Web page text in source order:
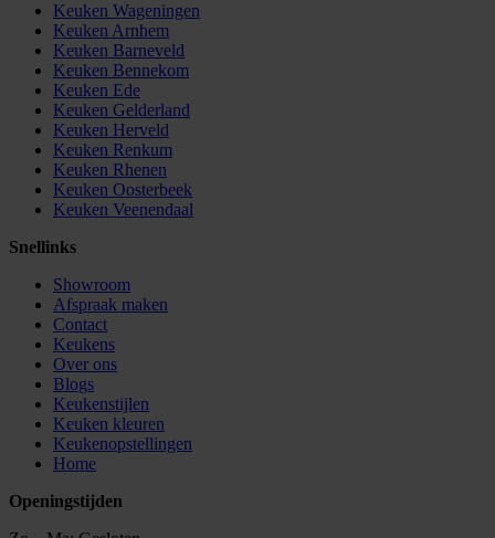
Keuken Wageningen
Keuken Arnhem
Keuken Barneveld
Keuken Bennekom
Keuken Ede
Keuken Gelderland
Keuken Herveld
Keuken Renkum
Keuken Rhenen
Keuken Oosterbeek
Keuken Veenendaal
Snellinks
Showroom
Afspraak maken
Contact
Keukens
Over ons
Blogs
Keukenstijlen
Keuken kleuren
Keukenopstellingen
Home
Openingstijden